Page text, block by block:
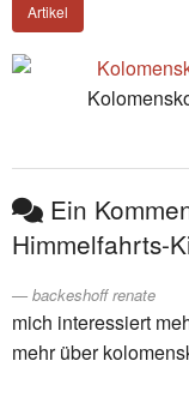
Artikel
Ein
Himmelfahrts-
backeshoff renate
mich interessiert
mehr über